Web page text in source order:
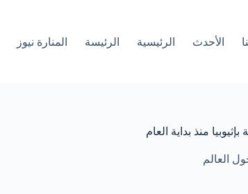
الأحدث الرئيسية الرئیسة المنارة نيوز
العالم